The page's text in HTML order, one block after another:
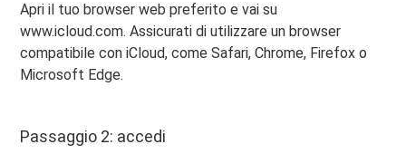
Apri il tuo browser web preferito e vai su
www.icloud.com. Assicurati di utilizzare un browser
compatibile con iCloud, come Safari, Chrome, Firefox o
Microsoft Edge.
Passaggio 2: accedi